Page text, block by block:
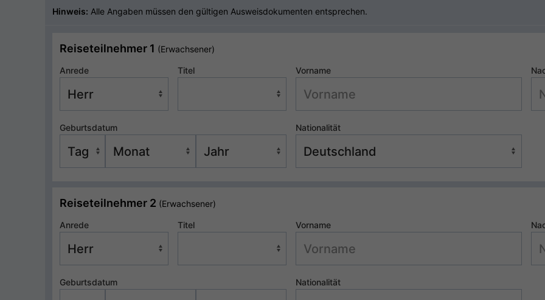
Hinweis: Alle Angaben müssen den gültigen Ausweisdokumenten entsprechen.
Reiseteilnehmer 1 (Erwachsener)
Anrede Titel Vorname
Geburtsdatum Nationalität
Reiseteilnehmer 2 (Erwachsener)
Anrede Titel Vorname
Geburtsdatum Nationalität